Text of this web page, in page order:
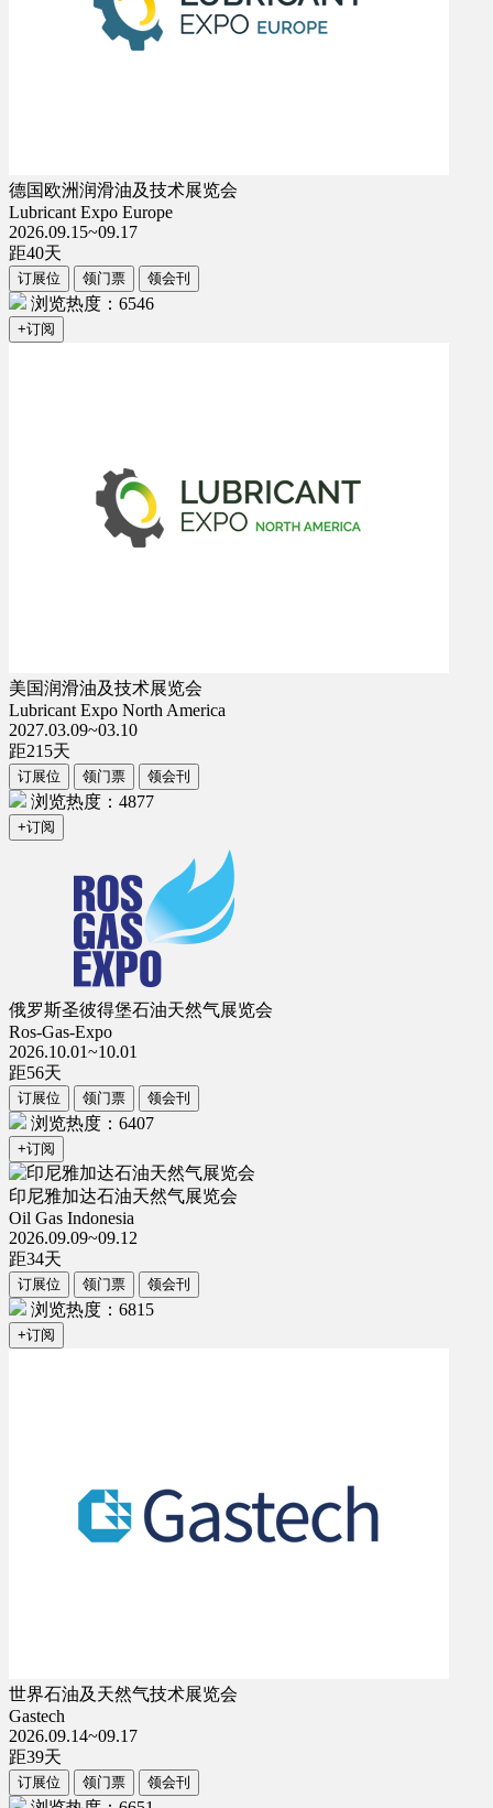
德国欧洲润滑油及技术展览会
Lubricant Expo Europe
2026.09.15~09.17
距40天
订展位 领门票 领会刊
浏览热度：6546
+订阅
美国润滑油及技术展览会
Lubricant Expo North America
2027.03.09~03.10
距215天
订展位 领门票 领会刊
浏览热度：4877
+订阅
俄罗斯圣彼得堡石油天然气展览会
Ros-Gas-Expo
2026.10.01~10.01
距56天
订展位 领门票 领会刊
浏览热度：6407
+订阅
印尼雅加达石油天然气展览会
Oil Gas Indonesia
2026.09.09~09.12
距34天
订展位 领门票 领会刊
浏览热度：6815
+订阅
世界石油及天然气技术展览会
Gastech
2026.09.14~09.17
距39天
订展位 领门票 领会刊